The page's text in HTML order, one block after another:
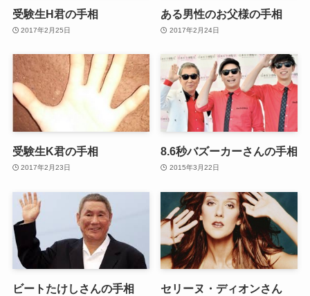
受験生H君の手相
2017年2月25日
ある男性のお父様の手相
2017年2月24日
受験生K君の手相
2017年2月23日
8.6秒バズーカーさんの手相
2015年3月22日
ビートたけしさんの手相
セリーヌ・ディオンさん